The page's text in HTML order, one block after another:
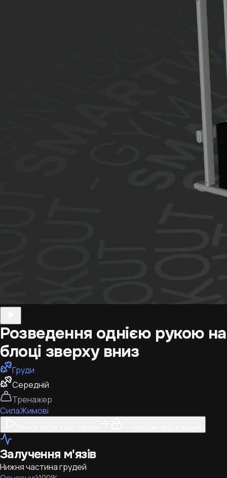
Розведення однією рукою на
блоці зверху вниз
Груди
Середній
Тренажер
СилаЖимові
Залучення м'язів
Нижня частина грудей